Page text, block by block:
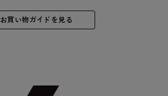
お買い物ガイドを見る